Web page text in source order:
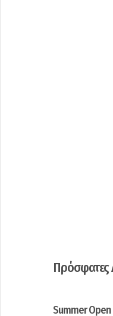
Πρόσφατες
Summer Open